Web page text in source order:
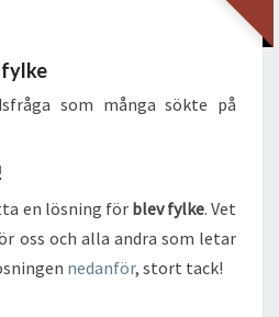
fylke
som många sökte på
en lösning för blev fylke. Vet
oss och alla andra som letar
nedanför, stort tack!